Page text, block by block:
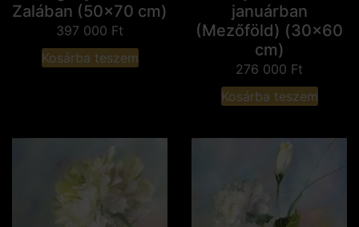
Zalában (50x70 cm)
397 000 Ft
Kosárba teszem
januárban
(Mezőföld) (30x60
cm)
276 000 Ft
Kosárba teszem